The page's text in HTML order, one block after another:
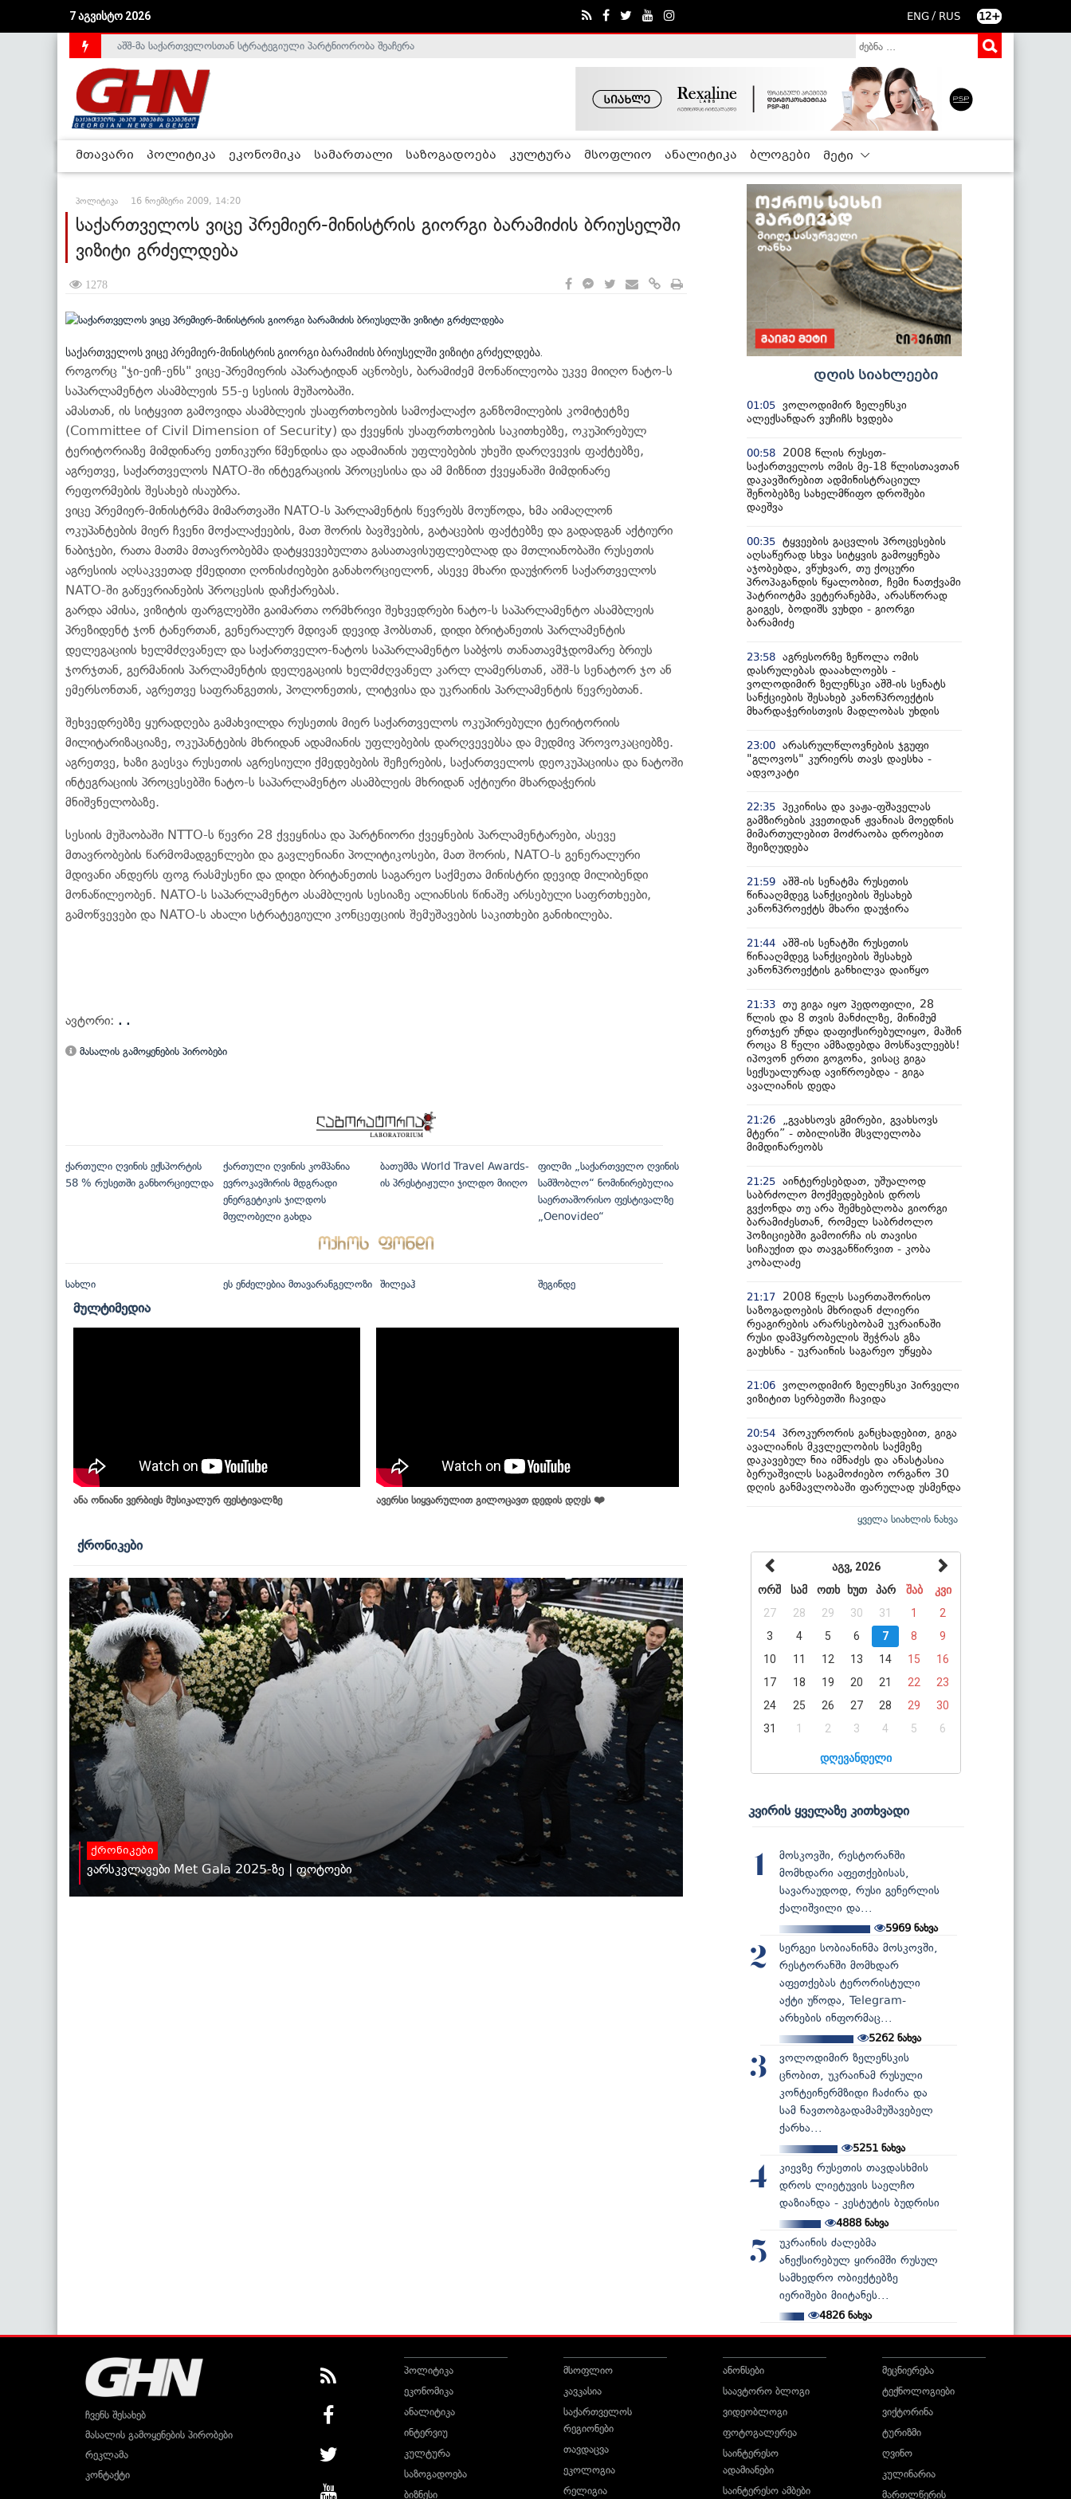
7 აგვისტო 2026 ENG / RUS 12+
საქართველოს დე-ფაქტო მთავრობა არალეგიტიმურია - ჰელსინკის კომისია
აშშ-მა საქართველოსთან სტრატეგიული პარტნიორობა შეაჩერა
მთავარი პოლიტიკა ეკონომიკა სამართალი საზოგადოება კულტურა მსოფლიო ანალიტიკა ბლოგები მეტი
პოლიტიკა 16 ნოემბერი 2009, 14:20
საქართველოს ვიცე პრემიერ-მინისტრის გიორგი ბარამიძის ბრიუსელში
ვიზიტი გრძელდება
1278
საქართველოს ვიცე პრემიერ-მინისტრის გიორგი ბარამიძის ბრიუსელში ვიზიტი გრძელდება.
როგორც "ჯი-ეიჩ-ენს" ვიცე-პრემიერის აპარატიდან აცნობეს, ბარამიძემ მონაწილეობა უკვე მიიღო ნატო-ს
საპარლამენტო ასამბლეის 55-ე სესიის მუშაობაში.
ამასთან, ის სიტყვით გამოვიდა ასამბლეის უსაფრთხოების სამოქალაქო განზომილების კომიტეტზე
(Committee of Civil Dimension of Security) და ქვეყნის უსაფრთხოების საკითხებზე, ოკუპირებულ
ტერიტორიაზე მიმდინარე ეთნიკური წმენდისა და ადამიანის უფლებების უხეში დარღვევის ფაქტებზე,
აგრეთვე, საქართველოს NATO-ში ინტეგრაციის პროცესისა და ამ მიზნით ქვეყანაში მიმდინარე
რეფორმების შესახებ ისაუბრა.
ვიცე პრემიერ-მინისტრმა მიმართვაში NATO-ს პარლამენტის წევრებს მოუწოდა, ხმა აიმაღლონ
ოკუპანტების მიერ ჩვენი მოქალაქეების, მათ შორის ბავშვების, გატაცების ფაქტებზე და გადადგან აქტიური
ნაბიჯები, რათა მათმა მთავრობებმა დატყვევებულთა გასათავისუფლებლად და მთლიანობაში რუსეთის
აგრესიის აღსაკვეთად ქმედითი ღონისძიებები განახორციელონ, ასევე მხარი დაუჭირონ საქართველოს
NATO-ში გაწევრიანების პროცესის დაჩქარებას.
გარდა ამისა, ვიზიტის ფარგლებში გაიმართა ორმხრივი შეხვედრები ნატო-ს საპარლამენტო ასამბლეის
პრეზიდენტ ჯონ ტანერთან, გენერალურ მდივან დევიდ ჰობსთან, დიდი ბრიტანეთის პარლამენტის
დელეგაციის ხელმძღვანელ და საქართველო-ნატოს საპარლამენტო საბჭოს თანათავმჯდომარე ბრიუს
ჯორჯთან, გერმანიის პარლამენტის დელეგაციის ხელმძღვანელ კარლ ლამერსთან, აშშ-ს სენატორ ჯო ან
ემერსონთან, აგრეთვე საფრანგეთის, პოლონეთის, ლიტვისა და უკრაინის პარლამენტის წევრებთან.
შეხვედრებზე ყურადღება გამახვილდა რუსეთის მიერ საქართველოს ოკუპირებული ტერიტორიის
მილიტარიზაციაზე, ოკუპანტების მხრიდან ადამიანის უფლებების დარღვევებსა და მუდმივ პროვოკაციებზე.
აგრეთვე, ხაზი გაესვა რუსეთის აგრესიული ქმედებების შეჩერების, საქართველოს დეოკუპაციისა და ნატოში
ინტეგრაციის პროცესებში ნატო-ს საპარლამენტო ასამბლეის მხრიდან აქტიური მხარდაჭერის
მნიშვნელობაზე.
სესიის მუშაობაში NTTO-ს წევრი 28 ქვეყნისა და პარტნიორი ქვეყნების პარლამენტარები, ასევე
მთავრობების წარმომადგენლები და გავლენიანი პოლიტიკოსები, მათ შორის, NATO-ს გენერალური
მდივანი ანდერს ფოგ რასმუსენი და დიდი ბრიტანეთის საგარეო საქმეთა მინისტრი დევიდ მილიბენდი
მონაწილეობენ. NATO-ს საპარლამენტო ასამბლეის სესიაზე ალიანსის წინაშე არსებული საფრთხეები,
გამოწვევები და NATO-ს ახალი სტრატეგიული კონცეფციის შემუშავების საკითხები განიხილება.
ავტორი: . .
მასალის გამოყენების პირობები
ქართული ღვინის ექსპორტის
58 % რუსეთში განხორციელდა
ქართული ღვინის კომპანია
ევროკავშირის მდგრადი
ენერგეტიკის ჯილდოს
მფლობელი გახდა
ბათუმმა World Travel Awards-
ის პრესტიჟული ჯილდო მიიღო
ფილმი „საქართველო ღვინის
სამშობლო“ ნომინირებულია
საერთაშორისო ფესტივალზე
„Oenovideo“
სახლი ეს ენძელებია მთავარანგელოზი შილეაჰ შეგინდე
მულტიმედია
ანა ონიანი ვერბიეს მუსიკალურ ფესტივალზე ავერსი სიყვარულით გილოცავთ დედის დღეს ❤️
ქრონიკები
ქრონიკები
ვარსკვლავები Met Gala 2025-ზე | ფოტოები
დღის სიახლეები
01:05 ვოლოდიმირ ზელენსკი
ალექსანდარ ვუჩიჩს ხვდება
00:58
2008 წლის რუსეთ-
საქართველოს ომის მე-18 წლისთავთან
დაკავშირებით ადმინისტრაციულ
შენობებზე სახელმწიფო დროშები
დაეშვა
00:35 ტყვეების გაცვლის პროცესების
აღსაწერად სხვა სიტყვის გამოყენება
აჯობებდა, ვწუხვარ, თუ ქოცური
პროპაგანდის წყალობით, ჩემი ნათქვამი
პატრიოტმა ვეტერანებმა, არასწორად
გაიგეს, ბოდიშს ვუხდი - გიორგი
ბარამიძე
23:58 აგრესორზე ზეწოლა ომის
დასრულებას დააახლოებს -
ვოლოდიმირ ზელენსკი აშშ-ის სენატს
სანქციების შესახებ კანონპროექტის
მხარდაჭერისთვის მადლობას უხდის
23:00 არასრულწლოვნების ჯგუფი
"გლოვოს" კურიერს თავს დაესხა -
ადვოკატი
22:35 პეკინისა და ვაჟა-ფშაველას
გამზირების კვეთიდან ჟვანიას მოედნის
მიმართულებით მოძრაობა დროებით
შეიზღუდება
21:59 აშშ-ის სენატმა რუსეთის
წინააღმდეგ სანქციების შესახებ
კანონპროექტს მხარი დაუჭირა
21:44 აშშ-ის სენატში რუსეთის
წინააღმდეგ სანქციების შესახებ
კანონპროექტის განხილვა დაიწყო
21:33 თუ გიგა იყო პედოფილი, 28
წლის და 8 თვის მანძილზე, მინიმუმ
ერთჯერ უნდა დაფიქსირებულიყო, მაშინ
როცა 8 წელი ამზადებდა მოსწავლეებს!
იპოვონ ერთი გოგონა, ვისაც გიგა
სექსუალურად ავიწროებდა - გიგა
ავალიანის დედა
21:26
„გვახსოვს გმირები, გვახსოვს
მტერი” - თბილისში მსვლელობა
მიმდინარეობს
21:25 აინტერესებდათ, უშუალოდ
საბრძოლო მოქმედებების დროს
გვქონდა თუ არა შემხებლობა გიორგი
ბარამიძესთან, რომელ საბრძოლო
პოზიციებში გამოირჩა ის თავისი
სიჩაუქით და თავგანწირვით - კობა
კობალაძე
21:17
2008 წელს საერთაშორისო
საზოგადოების მხრიდან ძლიერი
რეაგირების არარსებობამ უკრაინაში
რუსი დამპყრობელის შეჭრას გზა
გაუხსნა - უკრაინის საგარეო უწყება
21:06 ვოლოდიმირ ზელენსკი პირველი
ვიზიტით სერბეთში ჩავიდა
20:54 პროკურორის განცხადებით, გიგა
ავალიანის მკვლელობის საქმეზე
დაკავებულ ნია იმნაძეს და ანასტასია
ბერუაშვილს საგამოძიებო ორგანო 30
დღის განმავლობაში ფარულად უსმენდა
ყველა სიახლის ნახვა
აგვ, 2026
ორშ
სამ ოთხ ხუთ პარ შაბ
კვი
27
28 29 30 31 1
2
3
4 5 6 7 8
9
10
11 12 13 14 15
16
17
18 19 20 21 22
23
24
25 26 27 28 29
30
31
1 2 3 4 5 6
დღევანდელი
კვირის ყველაზე კითხვადი
1
მოსკოვში, რესტორანში
მომხდარი აფეთქებისას,
სავარაუდოდ, რუსი გენერლის
ქალიშვილი და...
5969 ნახვა
2
სერგეი სობიანინმა მოსკოვში,
რესტორანში მომხდარ
აფეთქებას ტერორისტული
აქტი უწოდა, Telegram-
არხების ინფორმაც...
5262 ნახვა
3
ვოლოდიმირ ზელენსკის
ცნობით, უკრაინამ რუსული
კონტეინერმზიდი ჩაძირა და
სამ ნავთობგადამამუშავებელ
ქარხა...
5251ნახვა
4
კიევზე რუსეთის თავდასხმის
დროს ლიეტუვის საელჩო
დაზიანდა - კესტუტის ბუდრისი
4888ნახვა
5
უკრაინის ძალებმა
ანექსირებულ ყირიმში რუსულ
სამხედრო ობიექტებზე
იერიშები მიიტანეს...
4826ნახვა
ჩვენს შესახებ
მასალის გამოყენების პირობები
რეკლამა
კონტაქტი
პოლიტიკა
ეკონომიკა
ანალიტიკა
ინტერვიუ
კულტურა
საზოგადოება
ბიზნესი
მსოფლიო
კავკასია
საქართველოს
რეგიონები
თავდაცვა
ეკოლოგია
რელიგია
ანონსები
საავტორო ბლოგი
ვიდეობლოგი
ფოტოგალერეა
საინტერესო
ადამიანები
საინტერესო ამბები
მეცნიერება
ტექნოლოგიები
ვიქტორინა
ტურიზმი
ღვინო
კულინარია
მართლწერის